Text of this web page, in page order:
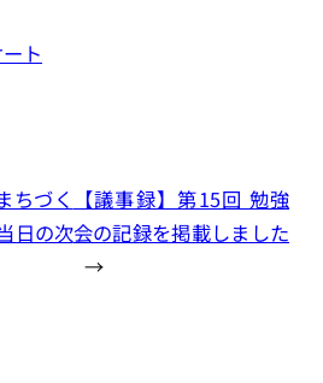
ト
ちづく
日の次
【議事録】第15回 勉強
会の記録を掲載しました
→